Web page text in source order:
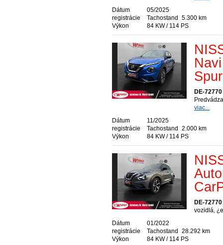
Dátum
registrácie
05/2025
Tachostand
5.300 km
Výkon
84 KW / 114 PS
DE-
viac...
Dátum
registrácie
11/2025
Tachostand
2.000 km
Výkon
84 KW / 114 PS
DE-
vozidlá,
Dátum
registrácie
01/2022
Tachostand
28.292 km
Výkon
84 KW / 114 PS